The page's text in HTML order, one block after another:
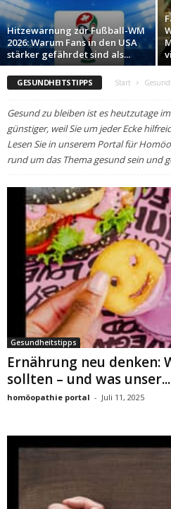
Hitzewarnung zur Fußball-WM
2026: Warum Fans in den USA
stärker gefährdet sind als...
GESUNDHEITSTIPPS Start
Gesund zu bleiben ist es heutzutage
günstiger, weil Sie um jeder Ecke
Lesen Sie in unserem Portal für
rund um das Thema gesund sein und
Gesundheitstipps
Ernährung neu denken:
sollten – und was unser...
homöopathie portal - Juli 11, 2025